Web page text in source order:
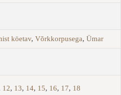
köetav, Võrkkorpusega, Ümar
12, 13, 14, 15, 16, 17, 18